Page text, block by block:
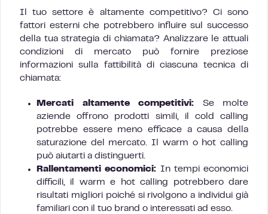
Il tuo settore è altamente competitivo? Ci sono
fattori esterni che potrebbero influire sul successo
della tua strategia di chiamata? Analizzare le attuali
condizioni di mercato può fornire preziose
informazioni sulla fattibilità di ciascuna tecnica di
chiamata:
Mercati altamente competitivi: Se molte
aziende offrono prodotti simili, il cold calling
potrebbe essere meno efficace a causa della
saturazione del mercato. Il warm o hot calling
può aiutarti a distinguerti.
Rallentamenti economici: In tempi economici
difficili, il warm e hot calling potrebbero dare
risultati migliori poiché si rivolgono a individui già
familiari con il tuo brand o interessati ad esso.